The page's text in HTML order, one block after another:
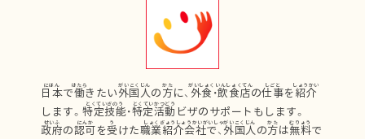
日本で働きたい外国人の方に、 外食 ・飲食店の仕事を紹介
します。特定技能・特定活動 ビザのサポートもします。
政府の認可を受けた職業紹介会社で、 外国人の方は無料で